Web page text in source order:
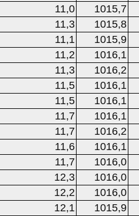
11,0
1015,7
11,3
1015,8
11,1
1015,9
11,2
1016,1
11,3
1016,2
11,5
1016,1
11,5
1016,1
11,7
1016,1
11,7
1016,2
11,6
1016,1
11,7
1016,0
12,3
1016,0
12,2
1016,0
12,1
1015,9